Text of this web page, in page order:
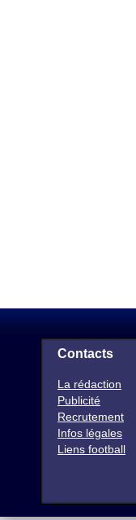
Contacts
La rédaction
Publicité
Recrutement
Infos légales
Liens football